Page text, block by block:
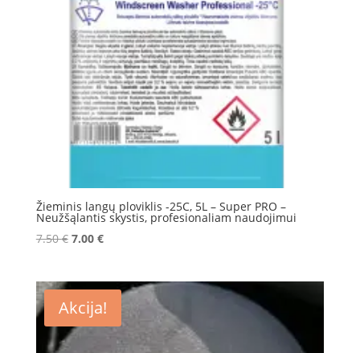
Žieminis langų ploviklis -25C, 5L – Super PRO –
Neužšąlantis skystis, profesionaliam naudojimui
7.50€ Original
7.50 €.
7.00 €Current
7.00 €.
Akcija!